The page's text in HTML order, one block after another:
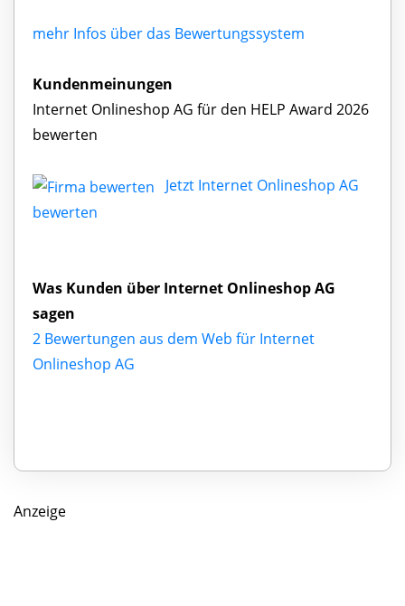
mehr Infos über das Bewertungssystem
Kundenmeinungen
Internet Onlineshop AG für den HELP Award 2026
bewerten
Jetzt Internet Onlineshop AG
bewerten
Was Kunden über Internet Onlineshop AG
sagen
2 Bewertungen aus dem Web für Internet
Onlineshop AG
Anzeige